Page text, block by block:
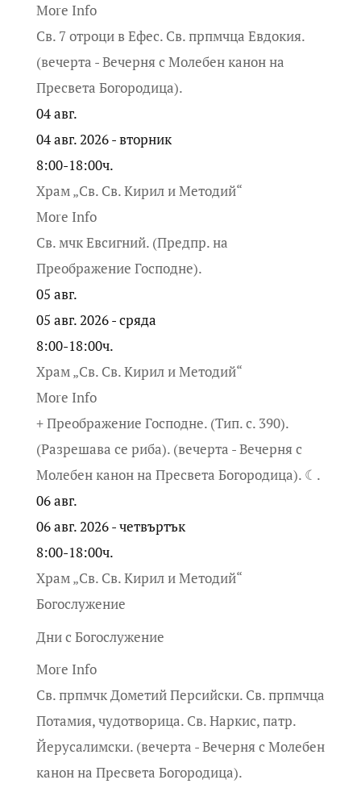
More Info
Св. 7 отроци в Ефес. Св. прпмчца Евдокия.
(вечерта - Вечерня с Молебен канон на
Пресвета Богородица).
04авг.
04 авг. 2026 - вторник
8:00-18:00ч.
Храм „Св. Св. Кирил и Методий“
More Info
Св. мчк Евсигний. (Предпр. на
Преображение Господне).
05 авг.
05 авг. 2026 - сряда
8:00-18:00ч.
Храм „Св. Св. Кирил и Методий“
More Info
+ Преображение Господне. (Тип. с. 390).
(Разрешава се риба). (вечерта - Вечерня с
Молебен канон на Пресвета Богородица). ☾.
06авг.
06 авг. 2026 - четвъртък
8:00-18:00ч.
Храм „Св. Св. Кирил и Методий“
Богослужение
Дни с Богослужение
More Info
Св. прпмчк Дометий Персийски. Св. прпмчца
Потамия, чудотворица. Св. Наркис, патр.
Йерусалимски. (вечерта - Вечерня с Молебен
канон на Пресвета Богородица).